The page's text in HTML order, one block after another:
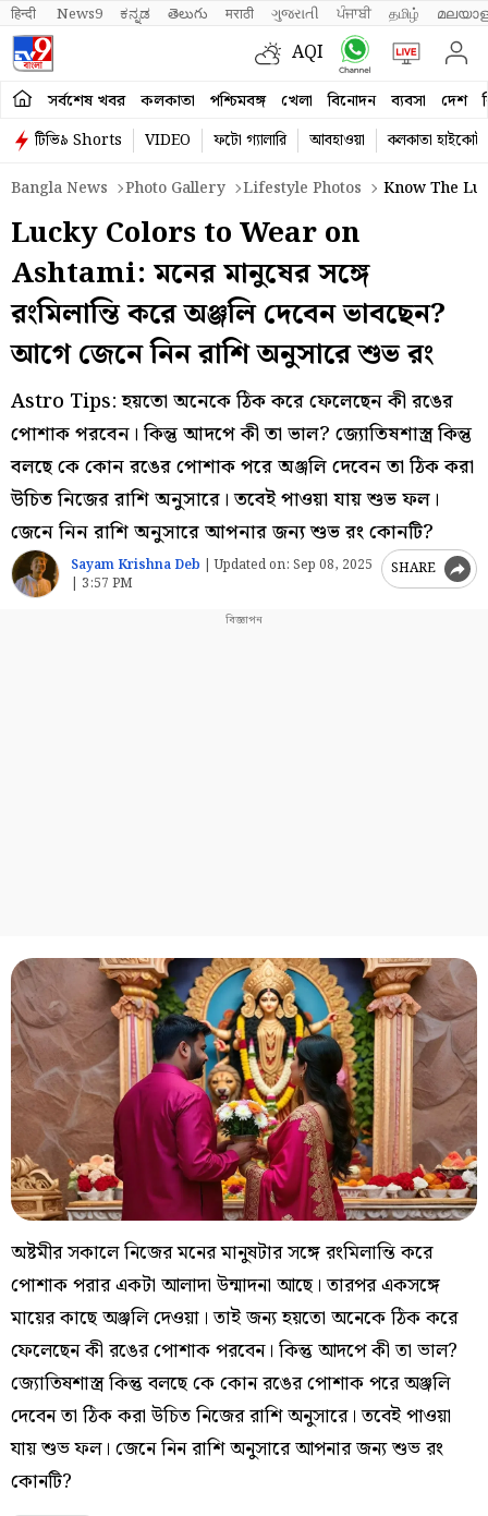
हिन्दी News9 ಕನ್ನಡ తెలుగు मराठी ગુજરાતી ਪੰਜਾਬੀ தமிழ்
AQI
সর্বশেষ খবর কলকাতা পশ্চিমবঙ্গ খেলা বিনোদন ব্যবসা দেশ
টিভি৯ Shorts VIDEO ফটো গ্যালারি আবহাওয়া
কলকাতা হাইকোর্ট
Bangla News
Photo Gallery Lifestyle Photos Know The
Lucky Colors to Wear on
Ashtami: মনের মানুষের সঙ্গে
রংমিলান্তি করে অঞ্জলি দেবেন ভাবছেন?
আগে জেনে নিন রাশি অনুসারে শুভ রং
Astro Tips: হয়তো অনেকে ঠিক করে ফেলেছেন কী রঙের
পোশাক পরবেন। কিন্তু আদপে কী তা ভাল? জ্যোতিষশাস্ত্র কিন্তু
বলছে কে কোন রঙের পোশাক পরে অঞ্জলি দেবেন তা ঠিক করা
উচিত নিজের রাশি অনুসারে। তবেই পাওয়া যায় শুভ ফল।
জেনে নিন রাশি অনুসারে আপনার জন্য শুভ রং কোনটি?
Sayam Krishna Deb |Updated on: Sep 08, 2025
| 3:57 PM
SHARE
অষ্টমীর সকালে নিজের মনের মানুষটার সঙ্গে রংমিলান্তি করে
পোশাক পরার একটা আলাদা উন্মাদনা আছে। তারপর একসঙ্গে
মায়ের কাছে অঞ্জলি দেওয়া। তাই জন্য হয়তো অনেকে ঠিক করে
ফেলেছেন কী রঙের পোশাক পরবেন। কিন্তু আদপে কী তা ভাল?
জ্যোতিষশাস্ত্র কিন্তু বলছে কে কোন রঙের পোশাক পরে অঞ্জলি
দেবেন তা ঠিক করা উচিত নিজের রাশি অনুসারে। তবেই পাওয়া
যায় শুভ ফল। জেনে নিন রাশি অনুসারে আপনার জন্য শুভ রং
কোনটি?